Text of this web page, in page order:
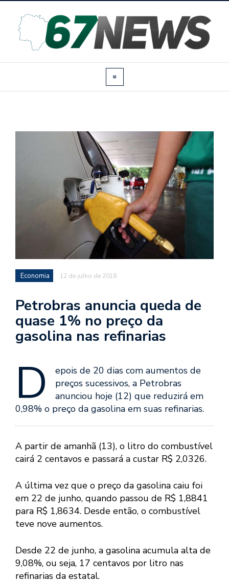
Economia 12 de julho de 2018
Petrobras anuncia queda de
quase 1% no preço da
gasolina nas refinarias
D
epois de 20 dias com aumentos de
preços sucessivos, a Petrobras
anunciou hoje (12) que reduzirá em
0,98% o preço da gasolina em suas refinarias.
A partir de amanhã (13), o litro do combustível
cairá 2 centavos e passará a custar R$ 2,0326.
A última vez que o preço da gasolina caiu foi
em 22 de junho, quando passou de R$ 1,8841
para R$ 1,8634. Desde então, o combustível
teve nove aumentos.
Desde 22 de junho, a gasolina acumula alta de
9,08%, ou seja, 17 centavos por litro nas
refinarias da estatal.